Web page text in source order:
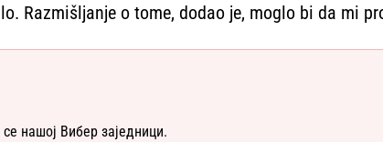
Razmišljanje o tome, dodao je, moglo bi da mi
нашој Вибер заједници.